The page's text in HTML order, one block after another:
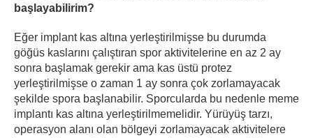
başlayabilirim?
Eğer implant kas altına yerleştirilmişse bu durumda
göğüs kaslarını çalıştıran spor aktivitelerine en az 2 ay
sonra başlamak gerekir ama kas üstü protez
yerleştirilmişse o zaman 1 ay sonra çok zorlamayacak
şekilde spora başlanabilir. Sporcularda bu nedenle meme
implantı kas altına yerleştirilmemelidir. Yürüyüş tarzı,
operasyon alanı olan bölgeyi zorlamayacak aktivitelere